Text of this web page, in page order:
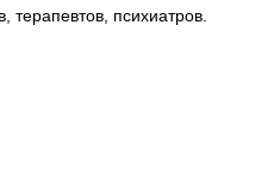
терапевтов, психиатров.